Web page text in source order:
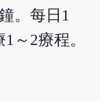
。每日1
～2療程。